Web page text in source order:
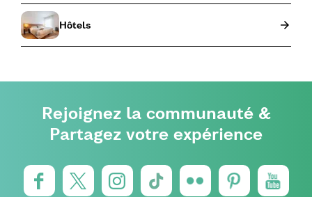
Hôtels
Rejoignez la communauté &
Partagez votre expérience